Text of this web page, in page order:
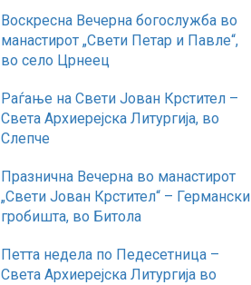
Воскресна Вечерна богослужба во
манастирот „Свети Петар и Павле“,
во село Црнеец
Раѓање на Свети Јован Крстител –
Света Архиерејска Литургија, во
Слепче
Празнична Вечерна во манастирот
„Свети Јован Крстител“ – Германски
гробишта, во Битола
Петта недела по Педесетница –
Света Архиерејска Литургија во